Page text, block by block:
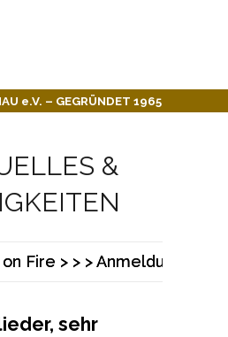
e.V. – GEGRÜNDET 1965
&
on Fire > > > Anmeldung
on Fire > > > Anmeldung
sehr